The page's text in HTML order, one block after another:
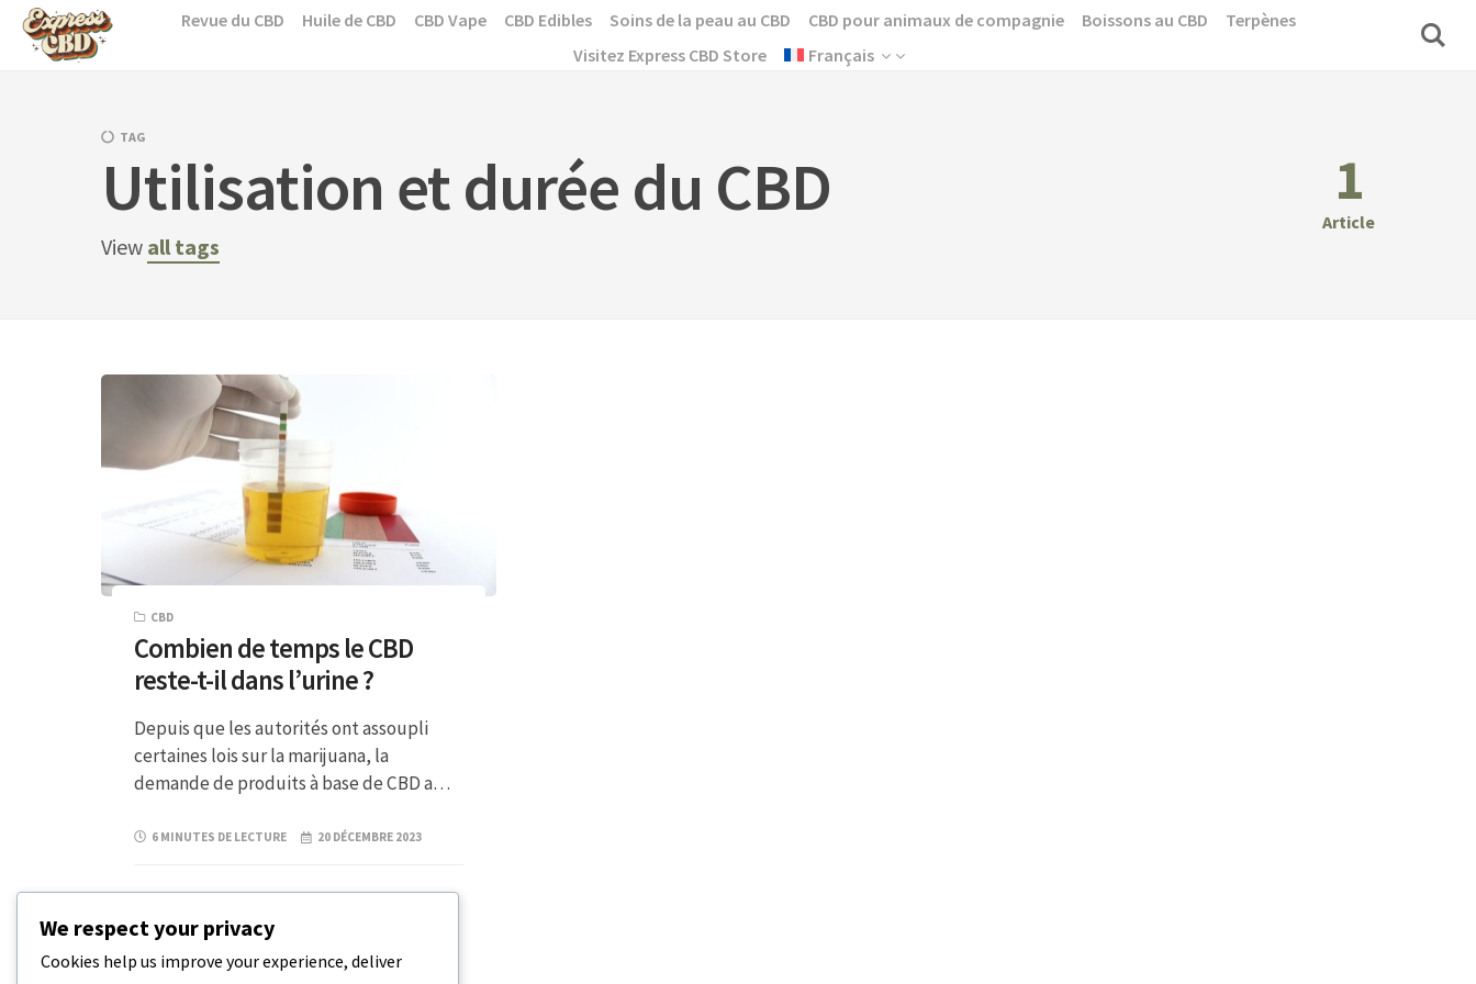
Skip
Revue du CBD Huile de CBD CBD Vape CBD Edibles Soins de la peau au CBD CBD pour animaux de compagnie Boissons au CBD
Terpènes
Visitez Express CBD Store
Français
TAG
Utilisation et durée du CBD
View all tags
1
Article
CBD
Combien de temps le CBD
reste-t-il dans l’urine ?
Depuis que les autorités ont assoupli
certaines lois sur la marijuana, la
demande de produits à base de CBD a…
6 MINUTES DE LECTURE 20 DÉCEMBRE 2023
We respect your privacy
Cookies help us improve your experience, deliver